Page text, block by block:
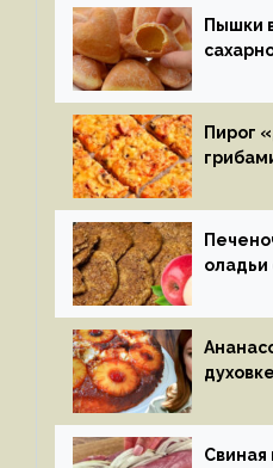
Пышки
Пирог
оладьи
Свиная